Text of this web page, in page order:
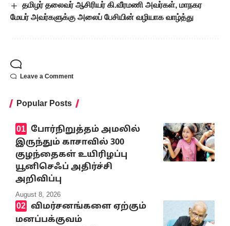
தமிழர் தலைவர் ஆசிரியர் கி.வீரமணி அவர்கள், மாநகர
மேயர் அவர்களுக்கு அலைப் பேசியின் வழியாக வாழ்த்து
Leave a Comment
Popular Posts
போர்நிறுத்தம் அமலில்
இருந்தும் காசாவில் 300
குழந்தைகள் உயிரிழப்பு
யூனிசெஃப் அதிர்ச்சி
அறிவிப்பு
August 8, 2026
விமர்சனங்களை ஏற்கும்
மனப்பக்குவம்